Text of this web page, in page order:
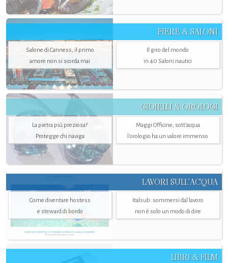
FIERE & SALONI
Salone di Canness, il primo
amore non si scorda mai
Il giro del mondo
in 40 Saloni nautici
GIOIELLI & OROLOGI
La pietra più preziosa?
Protegge chi naviga
Maggi Officine, sott’acqua
l'orologio ha un valore immenso
LAVORI SULL’ACQUA
Come diventare hostess
e steward di bordo
Italsub: sommersi dal lavoro
non è solo un modo di dire
LIBRI & FILM